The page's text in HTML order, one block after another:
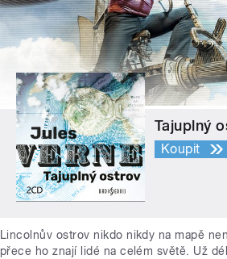
Tajuplný
Koupit
Lincolnův ostrov nikdo nikdy na mapě
přece ho znají lidé na celém světě. Už